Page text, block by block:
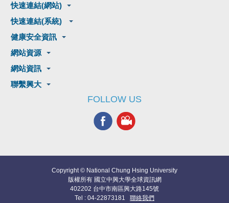
快速連結(網站)
快速連結(系統)
健康安全資訊
網站資源
網站資訊
聯繫興大
FOLLOW US
Copyright © National Chung Hsing University
版權所有 國立中興大學全球資訊網
402202 台中市南區興大路145號
Tel : 04-22873181 聯絡我們